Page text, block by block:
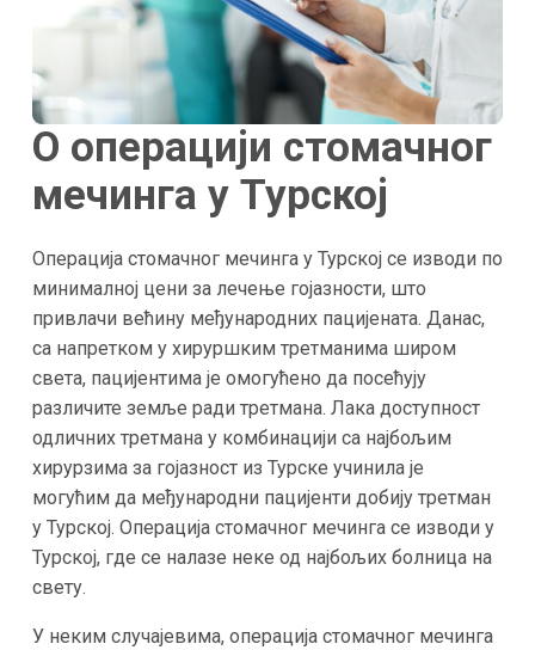
О операцији стомачног
мечинга у Турској
Операција стомачног мечинга у Турској се изводи по
минималној цени за лечење гојазности, што
привлачи већину међународних пацијената. Данас,
са напретком у хируршким третманима широм
света, пацијентима је омогућено да посећују
различите земље ради третмана. Лака доступност
одличних третмана у комбинацији са најбољим
хирурзима за гојазност из Турске учинила је
могућим да међународни пацијенти добију третман
у Турској. Операција стомачног мечинга се изводи у
Турској, где се налазе неке од најбољих болница на
свету.
У неким случајевима, операција стомачног мечинга